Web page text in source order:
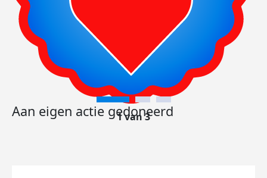
Aan eigen actie gedoneerd
1 van 3